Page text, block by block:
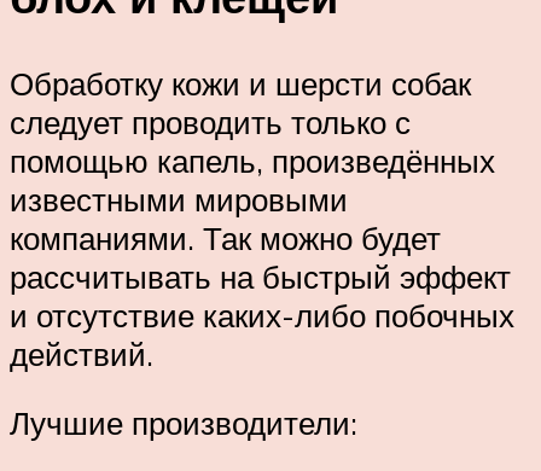
Обработку кожи и шерсти собак
следует проводить только с
помощью капель, произведённых
известными мировыми
компаниями. Так можно будет
рассчитывать на быстрый эффект
и отсутствие каких-либо побочных
действий.
Лучшие производители: